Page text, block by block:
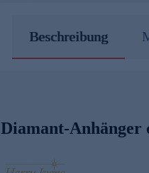
Beschreibung
Diamant-Anhänger